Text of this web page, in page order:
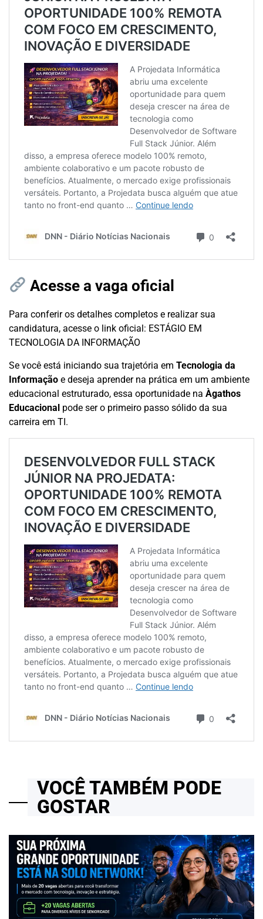
Acesse a vaga oficial
Para conferir os detalhes completos e realizar sua
candidatura, acesse o link oficial: ESTÁGIO EM
TECNOLOGIA DA INFORMAÇÃO
Se você está iniciando sua trajetória em Tecnologia da
Informação e deseja aprender na prática em um ambiente
educacional estruturado, essa oportunidade na Àgathos
Educacional pode ser o primeiro passo sólido da sua
carreira em TI.
VOCÊ TAMBÉM PODE
GOSTAR